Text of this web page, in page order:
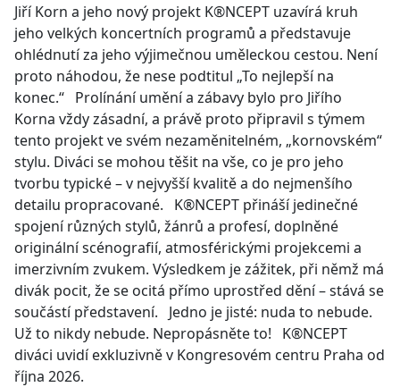
Jiří Korn a jeho nový projekt K®️NCEPT uzavírá kruh
jeho velkých koncertních programů a představuje
ohlédnutí za jeho výjimečnou uměleckou cestou. Není
proto náhodou, že nese podtitul „To nejlepší na
konec.“ Prolínání umění a zábavy bylo pro Jiřího
Korna vždy zásadní, a právě proto připravil s týmem
tento projekt ve svém nezaměnitelném, „kornovském“
stylu. Diváci se mohou těšit na vše, co je pro jeho
tvorbu typické – v nejvyšší kvalitě a do nejmenšího
detailu propracované. K®️NCEPT přináší jedinečné
spojení různých stylů, žánrů a profesí, doplněné
originální scénografií, atmosférickými projekcemi a
imerzivním zvukem. Výsledkem je zážitek, při němž má
divák pocit, že se ocitá přímo uprostřed dění – stává se
součástí představení. Jedno je jisté: nuda to nebude.
Už to nikdy nebude. Nepropásněte to! K®️NCEPT
diváci uvidí exkluzivně v Kongresovém centru Praha od
října 2026.